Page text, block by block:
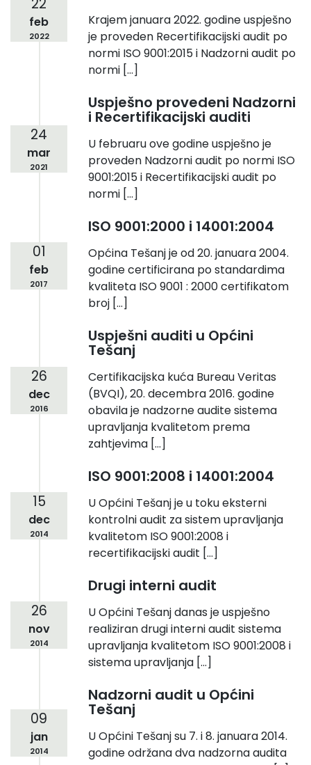
feb
2022
Krajem januara 2022. godine uspješno
je proveden Recertifikacijski audit po
normi ISO 9001:2015 i Nadzorni audit po
normi […]
24
mar
2021
Uspješno provedeni Nadzorni
i Recertifikacijski auditi
U februaru ove godine uspješno je
proveden Nadzorni audit po normi ISO
9001:2015 i Recertifikacijski audit po
normi […]
01
feb
2017
ISO 9001:2000 i 14001:2004
Općina Tešanj je od 20. januara 2004.
godine certificirana po standardima
kvaliteta ISO 9001 : 2000 certifikatom
broj […]
26
dec
2016
Uspješni auditi u Općini
Tešanj
Certifikacijska kuća Bureau Veritas
(BVQI), 20. decembra 2016. godine
obavila je nadzorne audite sistema
upravljanja kvalitetom prema
zahtjevima […]
15
dec
2014
ISO 9001:2008 i 14001:2004
U Općini Tešanj je u toku eksterni
kontrolni audit za sistem upravljanja
kvalitetom ISO 9001:2008 i
recertifikacijski audit […]
26
nov
2014
Drugi interni audit
U Općini Tešanj danas je uspješno
realiziran drugi interni audit sistema
upravljanja kvalitetom ISO 9001:2008 i
sistema upravljanja […]
09
jan
2014
Nadzorni audit u Općini
Tešanj
U Općini Tešanj su 7. i 8. januara 2014.
godine održana dva nadzorna audita